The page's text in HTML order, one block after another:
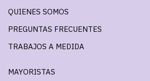
QUIENES SOMOS
PREGUNTAS FRECUENTES
TRABAJOS A MEDIDA
MAYORISTAS